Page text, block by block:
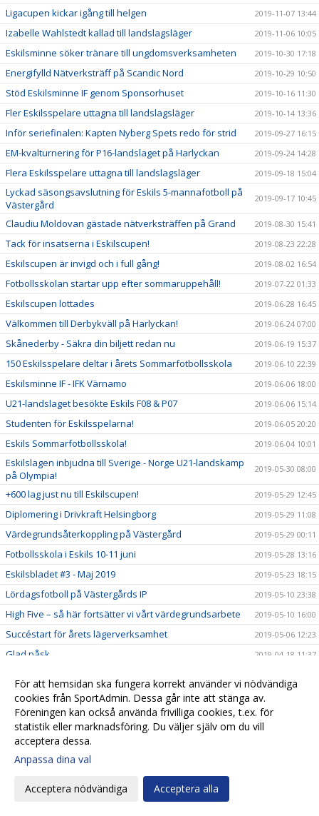
Ligacupen kickar igång till helgen 2019-11-07 13:44
Izabelle Wahlstedt kallad till landslagsläger 2019-11-06 10:05
Eskilsminne söker tränare till ungdomsverksamheten 2019-10-30 17:18
Energifylld Nätverksträff på Scandic Nord 2019-10-29 10:50
Stöd Eskilsminne IF genom Sponsorhuset 2019-10-16 11:30
Fler Eskilsspelare uttagna till landslagsläger 2019-10-14 13:36
Inför seriefinalen: Kapten Nyberg Spets redo för strid 2019-09-27 16:15
EM-kvalturnering för P16-landslaget på Harlyckan 2019-09-24 14:28
Flera Eskilsspelare uttagna till landslagsläger 2019-09-18 15:04
Lyckad säsongsavslutning för Eskils 5-mannafotboll på
Västergård
2019-09-17 10:45
Claudiu Moldovan gästade nätverksträffen på Grand 2019-08-30 15:41
Tack för insatserna i Eskilscupen! 2019-08-23 22:28
Eskilscupen är invigd och i full gång! 2019-08-02 16:54
Fotbollsskolan startar upp efter sommaruppehåll! 2019-07-22 01:33
Eskilscupen lottades 2019-06-28 16:45
Välkommen till Derbykväll på Harlyckan! 2019-06-24 07:00
Skånederby - Säkra din biljett redan nu 2019-06-19 15:37
150 Eskilsspelare deltar i årets Sommarfotbollsskola 2019-06-10 22:39
Eskilsminne IF - IFK Värnamo 2019-06-06 18:00
U21-landslaget besökte Eskils F08 & P07 2019-06-06 15:14
Studenten för Eskilsspelarna! 2019-06-05 20:20
Eskils Sommarfotbollsskola! 2019-06-04 10:01
Eskilslagen inbjudna till Sverige - Norge U21-landskamp
på Olympia!
2019-05-30 08:00
+600 lag just nu till Eskilscupen! 2019-05-29 12:45
Diplomering i Drivkraft Helsingborg 2019-05-29 11:08
Värdegrundsåterkoppling på Västergård 2019-05-29 00:11
Fotbollsskola i Eskils 10-11 juni 2019-05-28 13:16
Eskilsbladet #3 - Maj 2019 2019-05-23 18:15
Lördagsfotboll på Västergårds IP 2019-05-10 23:38
High Five – så här fortsätter vi vårt värdegrundsarbete 2019-05-10 16:00
Succéstart för årets lägerverksamhet 2019-05-06 12:23
Glad påsk 2019-04-18 11:37
Gutz ny huvudsponsor för Eskilscupen 2019-04-08 10:26
450 lag redan anmälda till Eskilscupen! 2019-04-03 22:02
Inskrivning Eskils fotbollsskola!
Inskrivning Eskils fotbollsskola!
Avslutande träff inleder fortsatt värdegrundsarbete
För att hemsidan ska fungera korrekt använder vi nödvändiga
cookies från SportAdmin. Dessa går inte att stänga av.
Föreningen kan också använda frivilliga cookies, t.ex. för
statistik eller marknadsföring. Du väljer själv om du vill
acceptera dessa.
Anpassa dina val
Acceptera nödvändiga Acceptera alla